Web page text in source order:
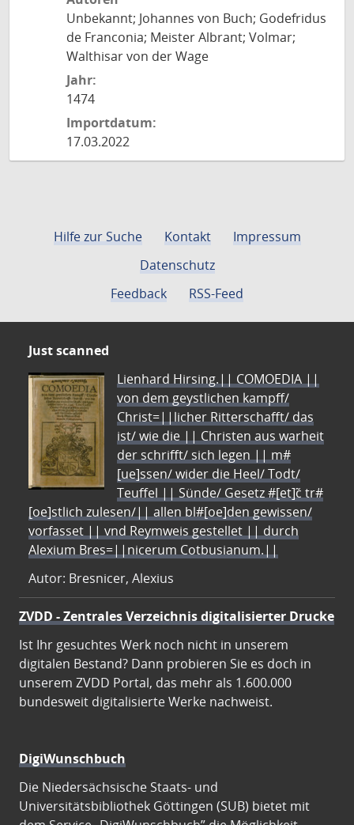
Unbekannt; Johannes von Buch; Godefridus
de Franconia; Meister Albrant; Volmar;
Walthisar von der Wage
Jahr:
1474
Importdatum:
17.03.2022
Hilfe zur Suche Kontakt
Impressum
Datenschutz
Feedback
RSS-Feed
Just scanned
Lienhard Hirsing.|| COMOEDIA ||
von dem geystlichen kampff/
Christ=||licher Ritterschafft/ das
ist/ wie die || Christen aus warheit
der schrifft/ sich legen || m#
[ue]ssen/ wider die Heel/ Todt/
Teuffel || Sünde/ Gesetz #[et]c̃ tr#
[oe]stlich zulesen/|| allen bl#[oe]den gewissen/
vorfasset || vnd Reymweis gestellet || durch
Alexium Bres=||nicerum Cotbusianum.||
Autor: Bresnicer, Alexius
ZVDD - Zentrales Verzeichnis digitalisierter Drucke
Ist Ihr gesuchtes Werk noch nicht in unserem
digitalen Bestand? Dann probieren Sie es doch in
unserem ZVDD Portal, das mehr als 1.600.000
bundesweit digitalisierte Werke nachweist.
DigiWunschbuch
Die Niedersächsische Staats- und
Universitätsbibliothek Göttingen (SUB) bietet mit